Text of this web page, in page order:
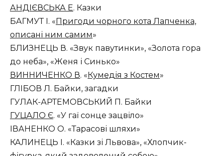
АНДІЄВСЬКА Е. Казки
БАГМУТ І. «Пригоди чорного кота Лапченка,
описані ним самим»
БЛИЗНЕЦЬ В. «Звук павутинки», «Золота гора
до неба», «Женя і Синько»
ВИННИЧЕНКО В. «Кумедія з Костем»
ГЛІБОВ Л. Байки, загадки
ГУЛАК-АРТЕМОВСЬКИЙ П. Байки
ГУЦАЛО Є. «У гаї сонце зацвіло»
ІВАНЕНКО О. «Тарасові шляхи»
КАЛИНЕЦЬ І. «Казки зі Львова», «Хлопчик-